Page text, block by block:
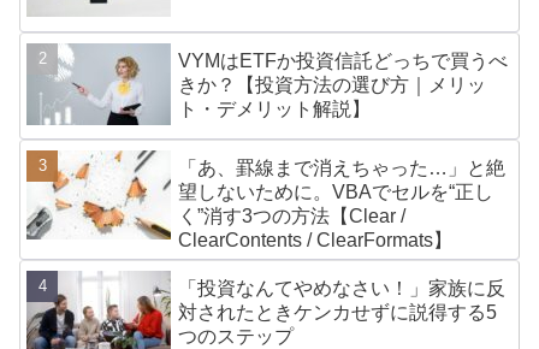
VYMはETFか投資信託どっちで買うべ
きか？【投資方法の選び方｜メリッ
ト・デメリット解説】
「あ、罫線まで消えちゃった…」と絶
望しないために。VBAでセルを“正し
く”消す3つの方法【Clear /
ClearContents / ClearFormats】
「投資なんてやめなさい！」家族に反
対されたときケンカせずに説得する5
つのステップ